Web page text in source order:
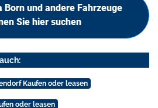
Born und andere Fahrzeuge
Sie hier suchen
Kaufen oder leasen
oder leasen